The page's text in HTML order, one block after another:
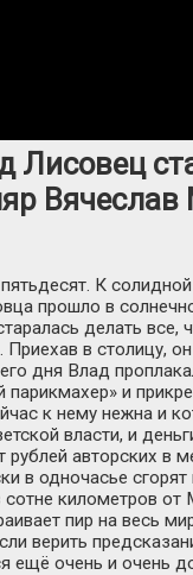
Лисовец
К
прошло в
делать все,
в столицу, он
дня Влад
парикмахер» и
к нему нежна и
власти, и
авторских в
в одночасье сгорят
сотне километров
пир на весь
верить
ещё очень и очень